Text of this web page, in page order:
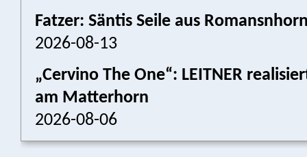
Fatzer: Säntis Seile aus
2026-08-13
„Cervino The One“: LEITNER
am Matterhorn
2026-08-06